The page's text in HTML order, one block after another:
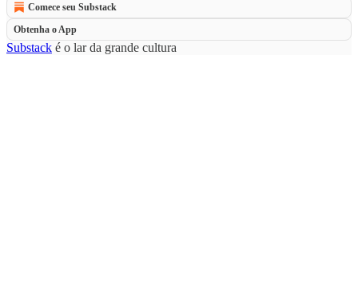
Comece seu Substack
Obtenha o App
Substack é o lar da grande cultura